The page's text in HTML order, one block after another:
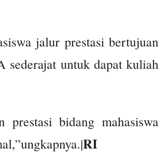
jalur prestasi bertujuan
sederajat untuk dapat kuliah
prestasi bidang mahasiswa
RI